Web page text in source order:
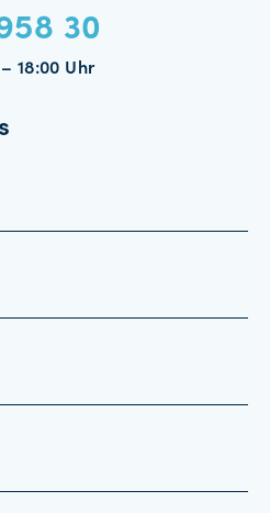
30
18:00 Uhr